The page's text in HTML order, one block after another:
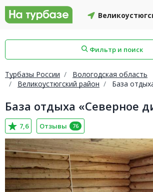
Фильтр и поиск
Турбазы России
Вологодская область
Великоустюгский район
База
База отдыха «Северное
7,6 Отзывы 76
Смоленский район